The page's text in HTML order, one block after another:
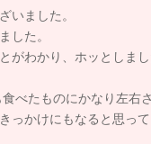
菜・副菜とバランスよ
は発酵食品や食物繊維
ド・妊産婦のための食生
いました。
した。
がわかり、ホッとしまし
べたものにかなり左右
っかけにもなると思っ